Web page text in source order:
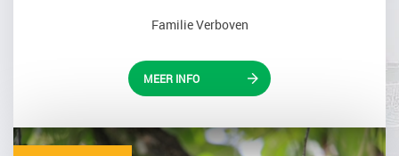
Familie Verboven
MEER INFO